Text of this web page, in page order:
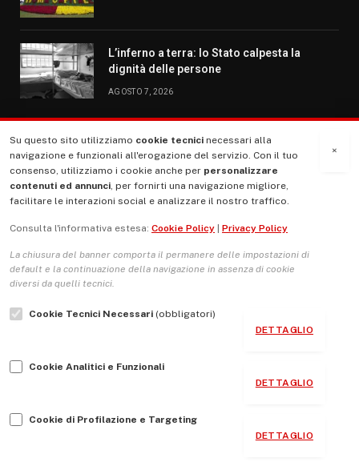
L’inferno a terra: lo Stato calpesta la
dignità delle persone
AGOSTO 7, 2026
MENU
La Nostra Storia
Le Copertine
L’Associazione
Indirizzo Socio Politico Culturale
Guida per le autrici e gli autori
×
Su questo sito utilizziamo cookie tecnici necessari alla
navigazione e funzionali all'erogazione del servizio. Con il tuo
consenso, utilizziamo i cookie anche per personalizzare
contenuti ed annunci, per fornirti una navigazione migliore,
facilitare le interazioni social e analizzare il nostro traffico.
Consulta l'informativa estesa: Cookie Policy Privacy Policy
La chiusura del banner comporta il permanere delle impostazioni di
default e la continuazione della navigazione in assenza di cookie
diversi da quelli tecnici.
Cookie Tecnici Necessari (obbligatori)
DETTAGLIO
Cookie Analitici e Funzionali
DETTAGLIO
Cookie di Profilazione e Targeting
DETTAGLIO